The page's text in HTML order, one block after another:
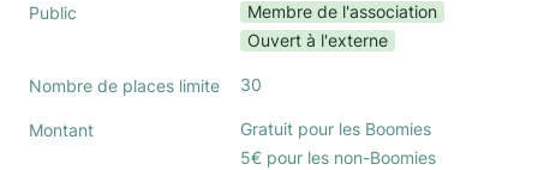
Public
Membre de l'association
Ouvert à l'externe
Nombre de places limite 30
Montant
Gratuit pour les Boomies
5€ pour les non-Boomies